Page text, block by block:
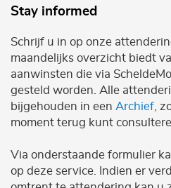
Stay informed
Schrijf u in op onze
maandelijks overzicht biedt
aanwinsten die via
gesteld worden. Alle
bijgehouden in een Archief ,
moment terug kunt
Via onderstaande formulier
op deze service. Indien er